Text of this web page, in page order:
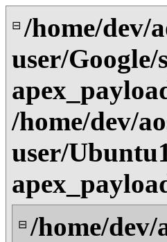
⊟ /home/dev/
user/Google/
/home/dev/
user/
⊟ /home/